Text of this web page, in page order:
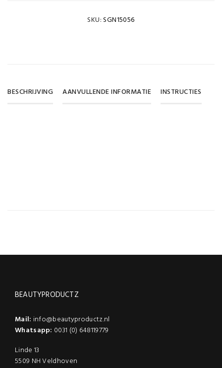
SKU:SGN15056
BESCHRIJVING AANVULLENDE INFORMATIE INSTRUCTIES
BEAUTYPRODUCTZ
Mail: info@beautyproductz.nl
Whatsapp: 0031 (0) 648119779
Linde 13
5509 NH Veldhoven